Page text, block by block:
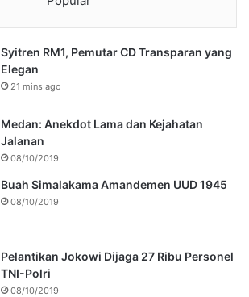
Syitren RM1, Pemutar CD Transparan yang
Elegan
21 mins ago
Medan: Anekdot Lama dan Kejahatan
Jalanan
08/10/2019
Buah Simalakama Amandemen UUD 1945
08/10/2019
Pelantikan Jokowi Dijaga 27 Ribu Personel
TNI-Polri
08/10/2019